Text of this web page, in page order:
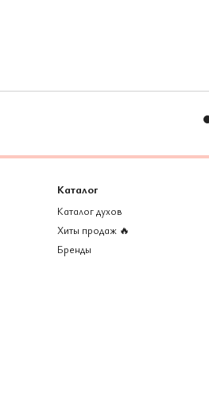
Каталог
Каталог духов
Хиты продаж 🔥
Бренды